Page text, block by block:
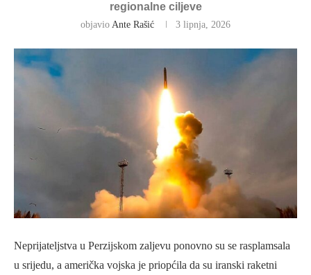
regionalne ciljeve
objavio Ante Rašić 3 lipnja, 2026
Neprijateljstva u Perzijskom zaljevu ponovno su se rasplamsala
u srijedu, a američka vojska je priopćila da su iranski raketni